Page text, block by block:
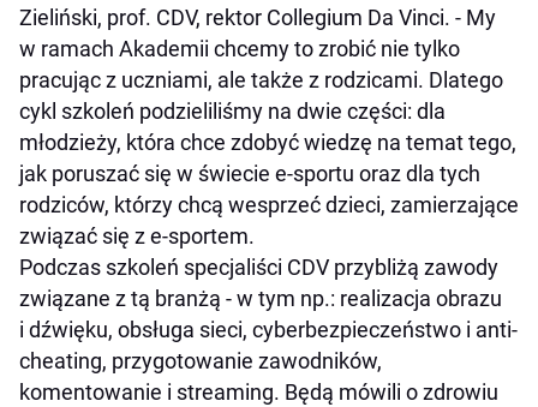
Zieliński, prof. CDV, rektor Collegium Da Vinci. - My
w ramach Akademii chcemy to zrobić nie tylko
pracując z uczniami, ale także z rodzicami. Dlatego
cykl szkoleń podzieliliśmy na dwie części: dla
młodzieży, która chce zdobyć wiedzę na temat tego,
jak poruszać się w świecie e-sportu oraz dla tych
rodziców, którzy chcą wesprzeć dzieci, zamierzające
związać się z e-sportem.
Podczas szkoleń specjaliści CDV przybliżą zawody
związane z tą branżą - w tym np.: realizacja obrazu
i dźwięku, obsługa sieci, cyberbezpieczeństwo i anti-
cheating, przygotowanie zawodników,
komentowanie i streaming. Będą mówili o zdrowiu